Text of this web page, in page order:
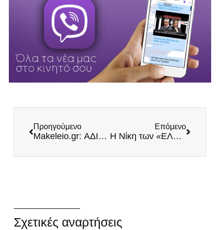
Προηγούμενο
Makeleio.gr: ΑΔΙΑΝΟΗΤΟ! Αρπάζουν τα σπίτια των Ελλήνων, ενώ η ΝΔ του Μητσοτάκη χρωστάει 342.950.583,94 ευρώ από δάνεια!
Επόμενο
Η Νίκη των «ΕΛΛΗΝΩΝ»
Σχετικές αναρτήσεις